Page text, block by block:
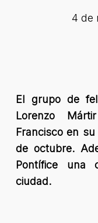
4 de
El grupo de
Lorenzo
Francisco en
de octubre.
Pontífice una
ciudad.